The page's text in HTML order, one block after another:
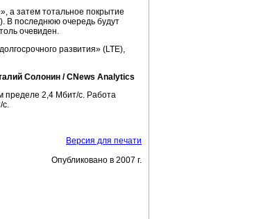
а затем тотальное покрытие
В последнюю очередь будут
очевиден.
развития» (LTE),
Солонин / CNews Analytics
пределе 2,4 Мбит/с. Работа
с.
Версия для печати
Опубликовано в 2007 г.